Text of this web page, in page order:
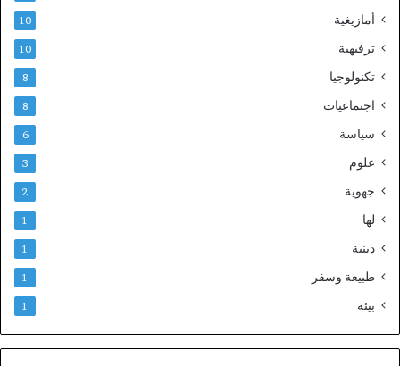
أمازيغية 10
ترفيهية 10
تكنولوجيا 8
اجتماعيات 8
سياسة 6
علوم 3
جهوية 2
لها 1
دينية 1
طبيعة وسفر 1
بيئة 1